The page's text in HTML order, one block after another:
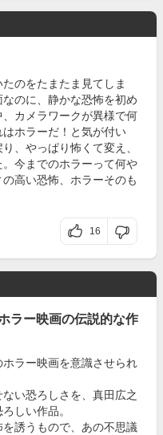
のをたまたま見てしま
のに、静かな恐怖を初め
カメラワークが異様で何
ホラーだ！と気が付い
、やっぱり怖くて変え、
今までのホラーって何や
高い恐怖、ホラーそのも
16
ラー映画の伝説的な作
ラー映画を意識させられ
い恐ろしさを、真田広之
しい作品。
を誘うもので、あの不思議